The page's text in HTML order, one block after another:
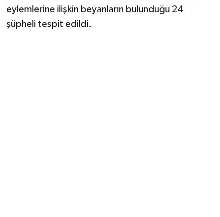
eylemlerine ilişkin beyanların bulunduğu 24
şüpheli tespit edildi.